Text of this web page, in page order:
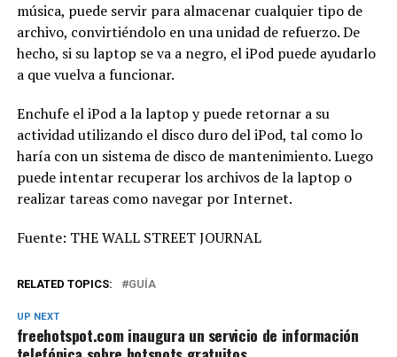
música, puede servir para almacenar cualquier tipo de
archivo, convirtiéndolo en una unidad de refuerzo. De
hecho, si su laptop se va a negro, el iPod puede ayudarlo
a que vuelva a funcionar.
Enchufe el iPod a la laptop y puede retornar a su
actividad utilizando el disco duro del iPod, tal como lo
haría con un sistema de disco de mantenimiento. Luego
puede intentar recuperar los archivos de la laptop o
realizar tareas como navegar por Internet.
Fuente: THE WALL STREET JOURNAL
RELATED TOPICS: GUÍA
UP NEXT
freehotspot.com inaugura un servicio de información